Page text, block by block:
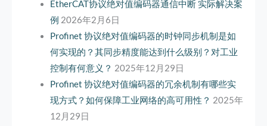
EtherCAT协议绝对值编码器通信中断 实际解决案
例 2026年2月6日
Profinet 协议绝对值编码器的时钟同步机制是如
何实现的？其同步精度能达到什么级别？对工业
控制有何意义？ 2025年12月29日
Profinet 协议绝对值编码器的冗余机制有哪些实
现方式？如何保障工业网络的高可用性？ 2025年
12月29日